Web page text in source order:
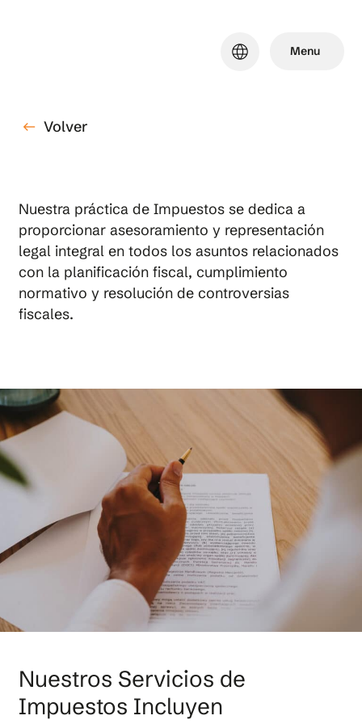
language
west Volver
Nuestra práctica de Impuestos se dedica a
proporcionar asesoramiento y representación
legal integral en todos los asuntos relacionados
con la planificación fiscal, cumplimiento
normativo y resolución de controversias
fiscales.
Nuestros Servicios de
Impuestos Incluyen
Menu